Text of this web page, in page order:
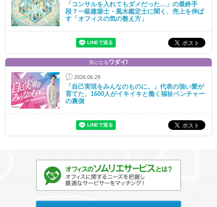
「コンサルを入れてもダメだった…」の最終手
段？一級建築士・風水鑑定士に聞く、売上を伸ば
す「オフィスの気の整え方」
気になるワダイ!
2026.06.29
「自己実現をみんなのものに。」代表の強い愛が
育てた、1600人がイキイキと働く福祉ベンチャー
の裏側